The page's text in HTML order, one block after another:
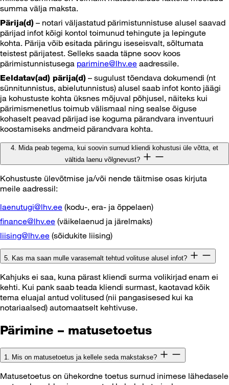
summa välja maksta.
Pärija(d) – notari väljastatud pärimistunnistuse alusel saavad
pärijad infot kõigi kontol toimunud tehingute ja lepingute
kohta. Pärija võib esitada päringu iseseisvalt, sõltumata
teistest pärijatest. Selleks saada täpne soov koos
pärimistunnistusega parimine@lhv.ee aadressile.
Eeldatav(ad) pärija(d) – sugulust tõendava dokumendi (nt
sünnitunnistus, abielutunnistus) alusel saab infot konto jäägi
ja kohustuste kohta üksnes mõjuval põhjusel, näiteks kui
pärimismenetlus toimub välismaal ning sealse õiguse
kohaselt peavad pärijad ise koguma pärandvara inventuuri
koostamiseks andmeid pärandvara kohta.
4. Mida peab tegema, kui soovin surnud kliendi kohustusi üle võtta, et
vältida laenu võlgnevust?
Kohustuste ülevõtmise ja/või nende täitmise osas kirjuta
meile aadressil:
laenutugi@lhv.ee (kodu-, era- ja õppelaen)
finance@lhv.ee (väikelaenud ja järelmaks)
liising@lhv.ee (sõidukite liising)
5. Kas ma saan mulle varasemalt tehtud volituse alusel infot?
Kahjuks ei saa, kuna pärast kliendi surma volikirjad enam ei
kehti. Kui pank saab teada kliendi surmast, kaotavad kõik
tema eluajal antud volitused (nii pangasisesed kui ka
notariaalsed) automaatselt kehtivuse.
Pärimine – matusetoetus
1. Mis on matusetoetus ja kellele seda makstakse?
Matusetoetus on ühekordne toetus surnud inimese lähedasele